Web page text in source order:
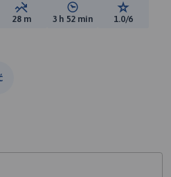
Suma spadków:
28 m Średni czas potrzebny
3 h 52 min Ocena
1.0/6